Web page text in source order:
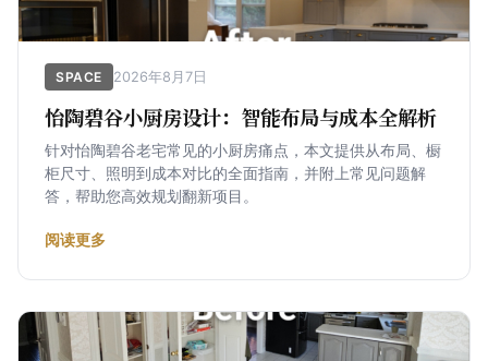
SPACE 2026年8月7日
怡陶碧谷小厨房设计：智能布局与成本全解析
针对怡陶碧谷老宅常见的小厨房痛点，本文提供从布局、橱
柜尺寸、照明到成本对比的全面指南，并附上常见问题解
答，帮助您高效规划翻新项目。
阅读更多